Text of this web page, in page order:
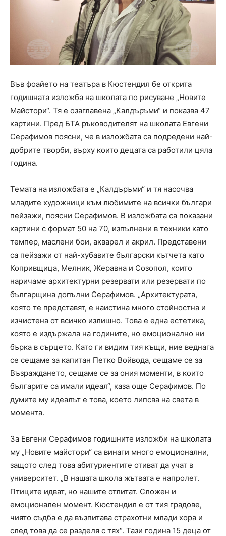
Във фоайето на театъра в Кюстендил бе открита
годишната изложба на школата по рисуване „Новите
Майстори“. Тя е озаглавена „Калдъръми“ и показва 47
картини. Пред БТА ръководителят на школата Евгени
Серафимов поясни, че в изложбата са подредени най-
добрите творби, върху които децата са работили цяла
година.
Темата на изложбата е „Калдъръми“ и тя насочва
младите художници към любимите на всички българи
пейзажи, поясни Серафимов. В изложбата са показани
картини с формат 50 на 70, изпълнени в техники като
темпер, маслени бои, акварел и акрил. Представени
са пейзажи от най-хубавите български кътчета като
Копривщица, Мелник, Жеравна и Созопол, които
наричаме архитектурни резервати или резервати по
българщина допълни Серафимов. „Архитектурата,
която те представят, е наистина много стойностна и
изчистена от всичко излишно. Това е една естетика,
която е издържала на годините, но емоционално ни
бърка в сърцето. Като ги видим тия къщи, ние веднага
се сещаме за капитан Петко Войвода, сещаме се за
Възраждането, сещаме се за ония моменти, в които
българите са имали идеал“, каза още Серафимов. По
думите му идеалът е това, което липсва на света в
момента.
За Евгени Серафимов годишните изложби на школата
му „Новите майстори“ са винаги много емоционални,
защото след това абитуриентите отиват да учат в
университет. „В нашата школа жътвата е напролет.
Птиците идват, но нашите отлитат. Сложен и
емоционален момент. Кюстендил е от тия градове,
чиято съдба е да възпитава страхотни млади хора и
след това да се разделя с тях“. Тази година 15 деца от